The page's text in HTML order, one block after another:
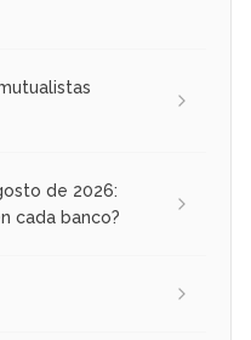
de 2026:
cada banco?